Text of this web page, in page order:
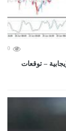
0
– توقعات